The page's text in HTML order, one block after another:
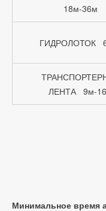
18м-36м
ГИДРОЛОТОК
ЛЕНТА 9м-
Минимальное время